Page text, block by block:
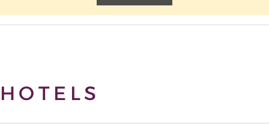
HOTELS